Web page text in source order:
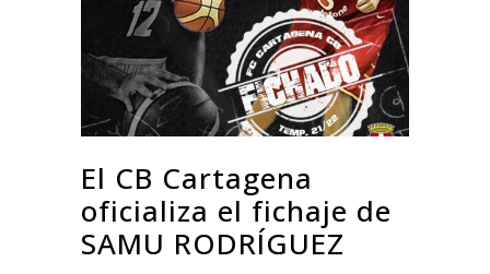
El CB Cartagena
oficializa el fichaje de
SAMU RODRÍGUEZ